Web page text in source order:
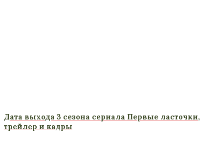
Дата выхода 3 сезона сериала Первые ласточки,
трейлер и кадры